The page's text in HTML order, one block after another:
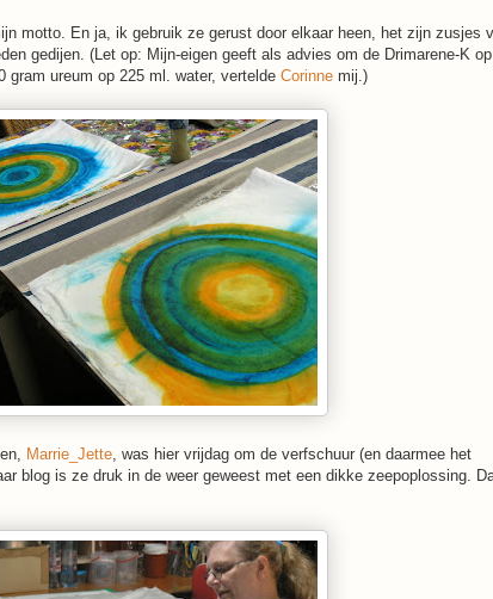
motto. En ja, ik gebruik ze gerust door elkaar heen, het zijn zusjes
gedijen. (Let op: Mijn-eigen geeft als advies om de Drimarene-K
gram ureum op 225 ml. water, vertelde Corinne mij.)
Marrie_Jette , was hier vrijdag om de verfschuur (en daarmee het
blog is ze druk in de weer geweest met een dikke zeepoplossing.